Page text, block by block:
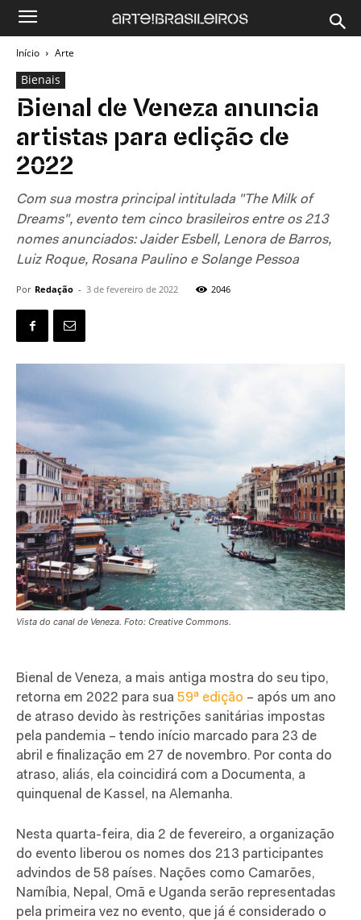
Início Arte
Bienais
Bienal de Veneza anuncia
artistas para edição de
2022
Com sua mostra principal intitulada "The Milk of
Dreams", evento tem cinco brasileiros entre os 213
nomes anunciados: Jaider Esbell, Lenora de Barros,
Luiz Roque, Rosana Paulino e Solange Pessoa
Por Redação - 3 de fevereiro de 2022 2046
Vista do canal de Veneza. Foto: Creative Commons.
Bienal de Veneza, a mais antiga mostra do seu tipo,
retorna em 2022 para sua 59ª edição – após um ano
de atraso devido às restrições sanitárias impostas
pela pandemia – tendo início marcado para 23 de
abril e finalização em 27 de novembro. Por conta do
atraso, aliás, ela coincidirá com a Documenta, a
quinquenal de Kassel, na Alemanha.
Nesta quarta-feira, dia 2 de fevereiro, a organização
do evento liberou os nomes dos 213 participantes
advindos de 58 países. Nações como Camarões,
Namíbia, Nepal, Omã e Uganda serão representadas
pela primeira vez no evento, que já é considerado o